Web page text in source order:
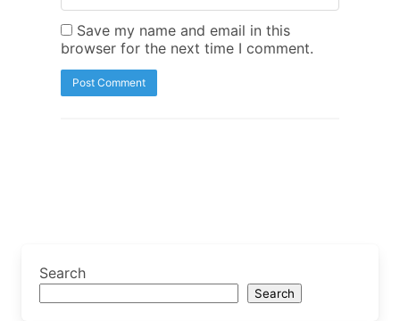
Save my name and email in this
browser for the next time I comment.
Search
Search